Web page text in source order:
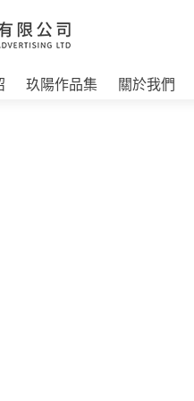
玖陽作品集 關於我們